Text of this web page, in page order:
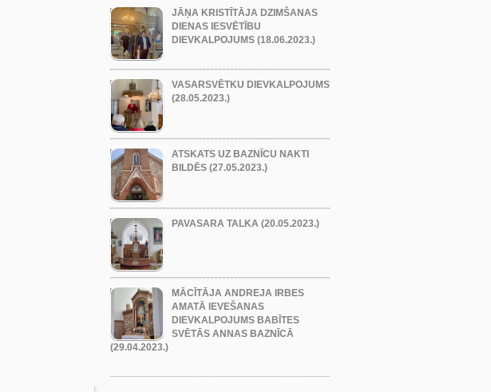
JĀŅA KRISTĪTĀJA DZIMŠANAS
DIENAS IESVĒTĪBU
DIEVKALPOJUMS (18.06.2023.)
VASARSVĒTKU DIEVKALPOJUMS
(28.05.2023.)
ATSKATS UZ BAZNĪCU NAKTI
BILDĒS (27.05.2023.)
PAVASARA TALKA (20.05.2023.)
MĀCĪTĀJA ANDREJA IRBES
AMATĀ IEVEŠANAS
DIEVKALPOJUMS BABĪTES
SVĒTĀS ANNAS BAZNĪCĀ
(29.04.2023.)